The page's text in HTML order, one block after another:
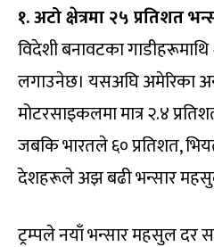
१. अटो क्षेत्रमा २५ प्रतिशत
विदेशी बनावटका
लगाउनेछ। यसअघि अमेरिका
मोटरसाइकलमा मात्र २.४
जबकि भारतले ६० प्रतिशत,
देशहरूले अझ बढी भन्सार
ट्रम्पले नयाँ भन्सार महसुल दर